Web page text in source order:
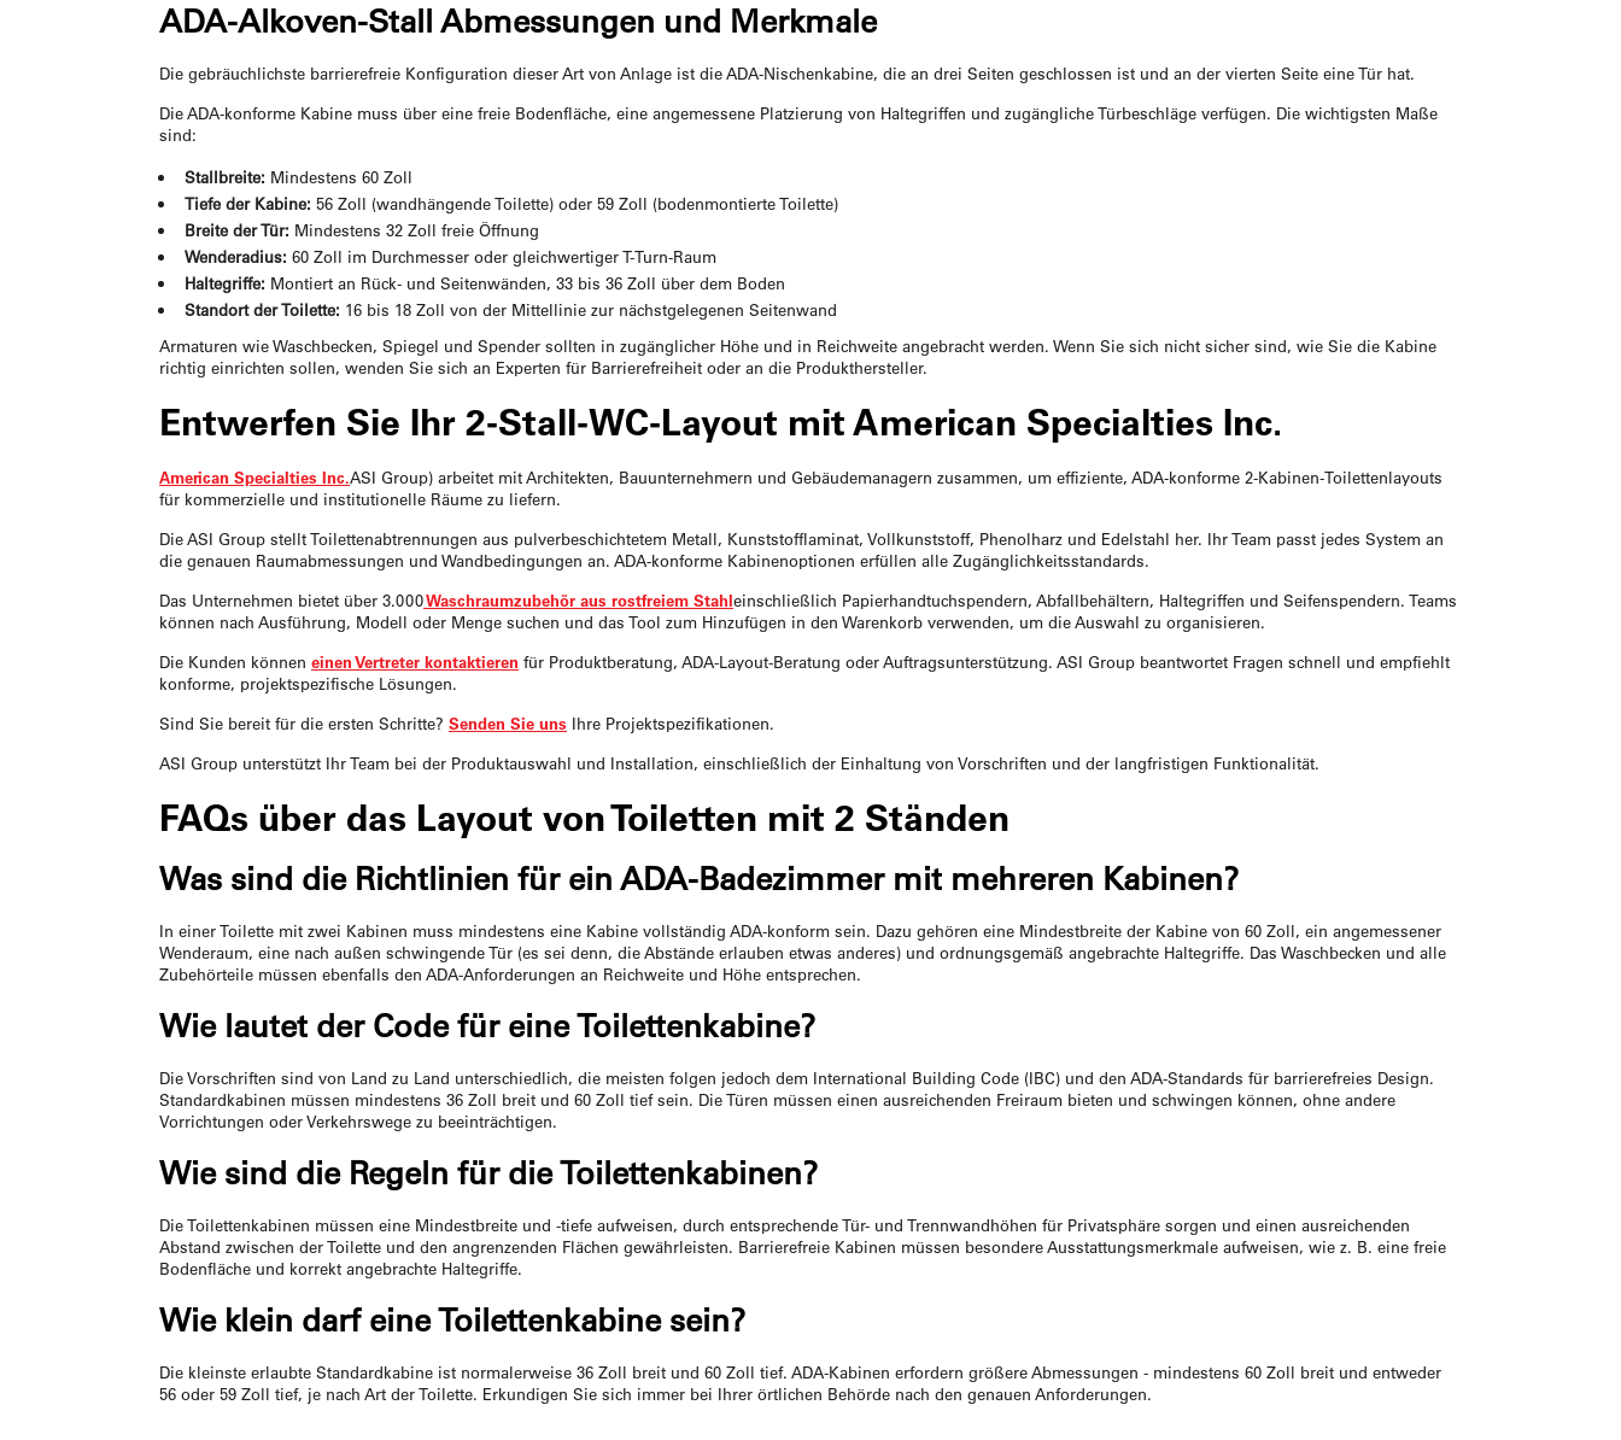
ADA-Alkoven-Stall Abmessungen und Merkmale
Die gebräuchlichste barrierefreie Konfiguration dieser Art von Anlage ist die ADA-Nischenkabine, die an drei Seiten geschlossen ist und an der vierten Seite eine Tür hat.
Die ADA-konforme Kabine muss über eine freie Bodenfläche, eine angemessene Platzierung von Haltegriffen und zugängliche Türbeschläge verfügen. Die wichtigsten Maße
sind:
Stallbreite: Mindestens 60 Zoll
Tiefe der Kabine: 56 Zoll (wandhängende Toilette) oder 59 Zoll (bodenmontierte Toilette)
Breite der Tür: Mindestens 32 Zoll freie Öffnung
Wenderadius: 60 Zoll im Durchmesser oder gleichwertiger T-Turn-Raum
Haltegriffe: Montiert an Rück- und Seitenwänden, 33 bis 36 Zoll über dem Boden
Standort der Toilette: 16 bis 18 Zoll von der Mittellinie zur nächstgelegenen Seitenwand
Armaturen wie Waschbecken, Spiegel und Spender sollten in zugänglicher Höhe und in Reichweite angebracht werden. Wenn Sie sich nicht sicher sind, wie Sie die Kabine
richtig einrichten sollen, wenden Sie sich an Experten für Barrierefreiheit oder an die Produkthersteller.
Entwerfen Sie Ihr 2-Stall-WC-Layout mit American Specialties Inc.
American Specialties Inc.ASI Group) arbeitet mit Architekten, Bauunternehmern und Gebäudemanagern zusammen, um effiziente, ADA-konforme 2-Kabinen-Toilettenlayouts
für kommerzielle und institutionelle Räume zu liefern.
Die ASI Group stellt Toilettenabtrennungen aus pulverbeschichtetem Metall, Kunststofflaminat, Vollkunststoff, Phenolharz und Edelstahl her. Ihr Team passt jedes System an
die genauen Raumabmessungen und Wandbedingungen an. ADA-konforme Kabinenoptionen erfüllen alle Zugänglichkeitsstandards.
Das Unternehmen bietet über 3.000Waschraumzubehör aus rostfreiem Stahleinschließlich Papierhandtuchspendern, Abfallbehältern, Haltegriffen und Seifenspendern. Teams
können nach Ausführung, Modell oder Menge suchen und das Tool zum Hinzufügen in den Warenkorb verwenden, um die Auswahl zu organisieren.
Die Kunden können einen Vertreter kontaktieren für Produktberatung, ADA-Layout-Beratung oder Auftragsunterstützung. ASI Group beantwortet Fragen schnell und empfiehlt
konforme, projektspezifische Lösungen.
Sind Sie bereit für die ersten Schritte? Senden Sie uns Ihre Projektspezifikationen.
ASI Group unterstützt Ihr Team bei der Produktauswahl und Installation, einschließlich der Einhaltung von Vorschriften und der langfristigen Funktionalität.
FAQs über das Layout von Toiletten mit 2 Ständen
Was sind die Richtlinien für ein ADA-Badezimmer mit mehreren Kabinen?
In einer Toilette mit zwei Kabinen muss mindestens eine Kabine vollständig ADA-konform sein. Dazu gehören eine Mindestbreite der Kabine von 60 Zoll, ein angemessener
Wenderaum, eine nach außen schwingende Tür (es sei denn, die Abstände erlauben etwas anderes) und ordnungsgemäß angebrachte Haltegriffe. Das Waschbecken und alle
Zubehörteile müssen ebenfalls den ADA-Anforderungen an Reichweite und Höhe entsprechen.
Wie lautet der Code für eine Toilettenkabine?
Die Vorschriften sind von Land zu Land unterschiedlich, die meisten folgen jedoch dem International Building Code (IBC) und den ADA-Standards für barrierefreies Design.
Standardkabinen müssen mindestens 36 Zoll breit und 60 Zoll tief sein. Die Türen müssen einen ausreichenden Freiraum bieten und schwingen können, ohne andere
Vorrichtungen oder Verkehrswege zu beeinträchtigen.
Wie sind die Regeln für die Toilettenkabinen?
Die Toilettenkabinen müssen eine Mindestbreite und -tiefe aufweisen, durch entsprechende Tür- und Trennwandhöhen für Privatsphäre sorgen und einen ausreichenden
Abstand zwischen der Toilette und den angrenzenden Flächen gewährleisten. Barrierefreie Kabinen müssen besondere Ausstattungsmerkmale aufweisen, wie z. B. eine freie
Bodenfläche und korrekt angebrachte Haltegriffe.
Wie klein darf eine Toilettenkabine sein?
Die kleinste erlaubte Standardkabine ist normalerweise 36 Zoll breit und 60 Zoll tief. ADA-Kabinen erfordern größere Abmessungen - mindestens 60 Zoll breit und entweder
56 oder 59 Zoll tief, je nach Art der Toilette. Erkundigen Sie sich immer bei Ihrer örtlichen Behörde nach den genauen Anforderungen.